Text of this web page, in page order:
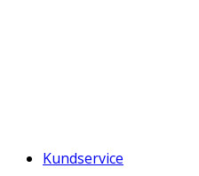
Kundservice